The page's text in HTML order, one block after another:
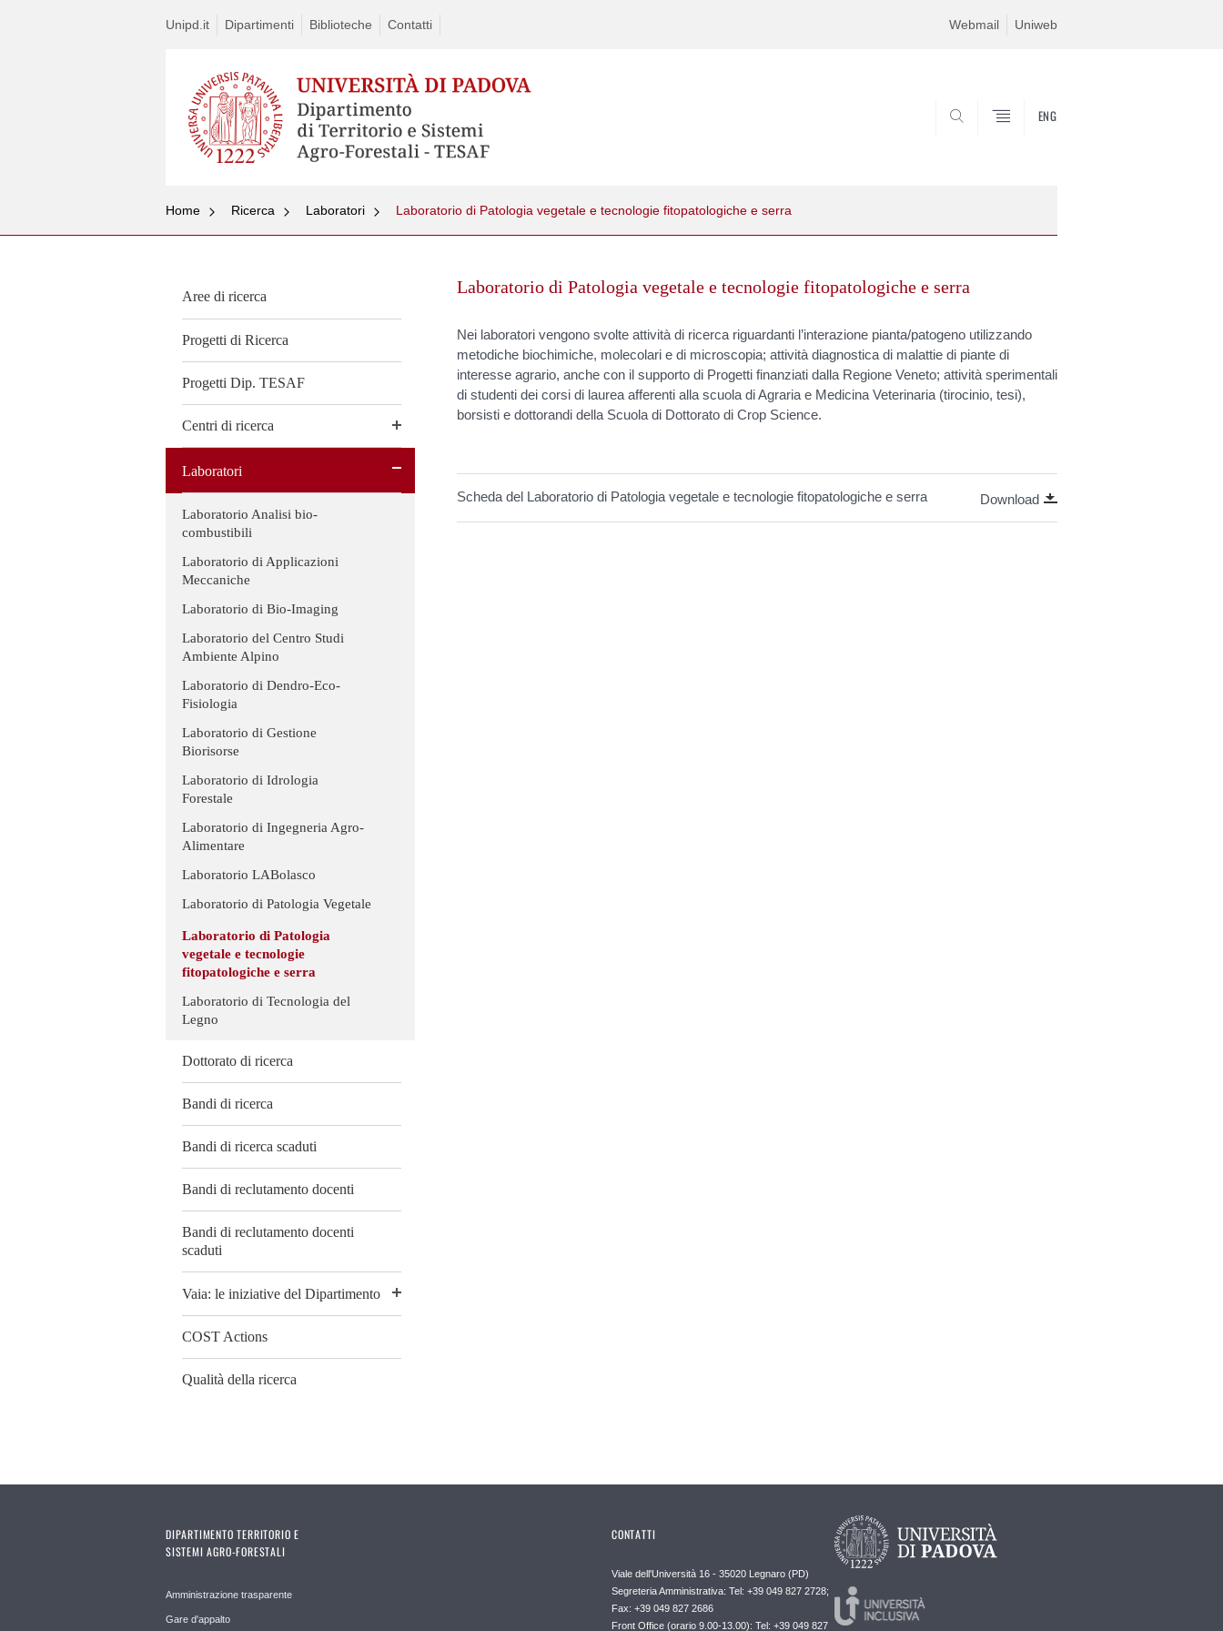
Unipd.it Dipartimenti Biblioteche Contatti Webmail Uniweb
ENG
Home Ricerca Laboratori Laboratorio di Patologia vegetale e tecnologie fitopatologiche e serra
Aree di ricerca
Progetti di Ricerca
Progetti Dip. TESAF
Centri di ricerca
Laboratori
Laboratorio Analisi bio-
combustibili
Laboratorio di Applicazioni
Meccaniche
Laboratorio di Bio-Imaging
Laboratorio del Centro Studi
Ambiente Alpino
Laboratorio di Dendro-Eco-
Fisiologia
Laboratorio di Gestione
Biorisorse
Laboratorio di Idrologia
Forestale
Laboratorio di Ingegneria Agro-
Alimentare
Laboratorio LABolasco
Laboratorio di Patologia Vegetale
Laboratorio di Patologia
vegetale e tecnologie
fitopatologiche e serra
Laboratorio di Tecnologia del
Legno
Dottorato di ricerca
Bandi di ricerca
Bandi di ricerca scaduti
Bandi di reclutamento docenti
Bandi di reclutamento docenti
scaduti
Vaia: le iniziative del Dipartimento
COST Actions
Qualità della ricerca
Laboratorio di Patologia vegetale e tecnologie fitopatologiche e serra
Nei laboratori vengono svolte attività di ricerca riguardanti l’interazione pianta/patogeno utilizzando
metodiche biochimiche, molecolari e di microscopia; attività diagnostica di malattie di piante di
interesse agrario, anche con il supporto di Progetti finanziati dalla Regione Veneto; attività sperimentali
di studenti dei corsi di laurea afferenti alla scuola di Agraria e Medicina Veterinaria (tirocinio, tesi),
borsisti e dottorandi della Scuola di Dottorato di Crop Science.
Scheda del Laboratorio di Patologia vegetale e tecnologie fitopatologiche e serra Download
DIPARTIMENTO TERRITORIO E
SISTEMI AGRO-FORESTALI
Amministrazione trasparente
Gare d'appalto
CONTATTI
Viale dell'Università 16 - 35020 Legnaro (PD)
Segreteria Amministrativa: Tel: +39 049 827 2728;
Fax: +39 049 827 2686
Front Office (orario 9.00-13.00): Tel: +39 049 827